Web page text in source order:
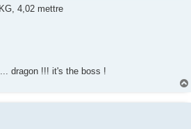
4,02 mettre
dragon !!! it's the boss !